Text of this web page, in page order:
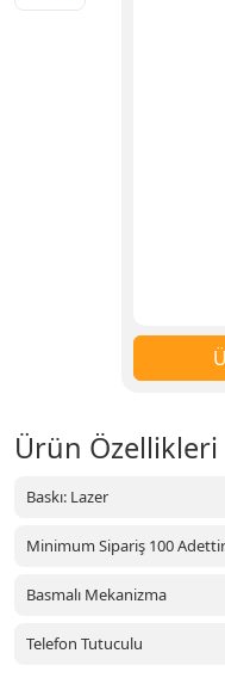
Ürün Özellikleri
Baskı: Lazer
Minimum Sipariş 100
Basmalı Mekanizma
Telefon Tutuculu